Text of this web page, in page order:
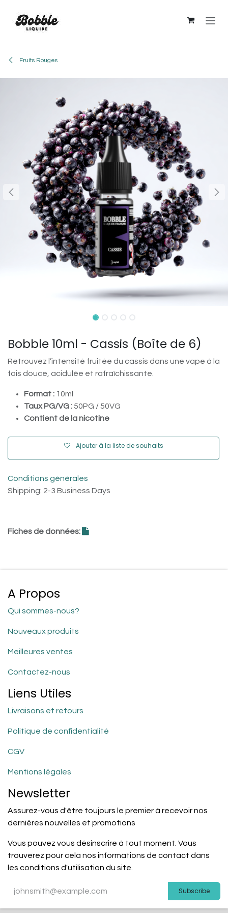
Fruits Rouges
Bobble 10ml - Cassis (Boîte de 6)
Retrouvez l’intensité fruitée du cassis dans une vape à la
fois douce, acidulée et rafraîchissante.
Format : 10ml
Taux PG/VG :50PG / 50VG
Contient de la nicotine
Ajouter à la liste de souhaits
Conditions générales
Shipping: 2-3 Business Days
Fiches de données:
A Propos
Qui sommes-nous?
Nouveaux produits
Meilleures ventes
Contactez-nous
Liens Utiles
Livraisons et retours
Politique de confidentialité
CGV
Mentions légales
Newsletter
Assurez-vous d'être toujours le premier à recevoir nos
dernières nouvelles et promotions
Vous pouvez vous désinscrire à tout moment. Vous
trouverez pour cela nos informations de contact dans
les conditions d'utilisation du site.
Subscribe